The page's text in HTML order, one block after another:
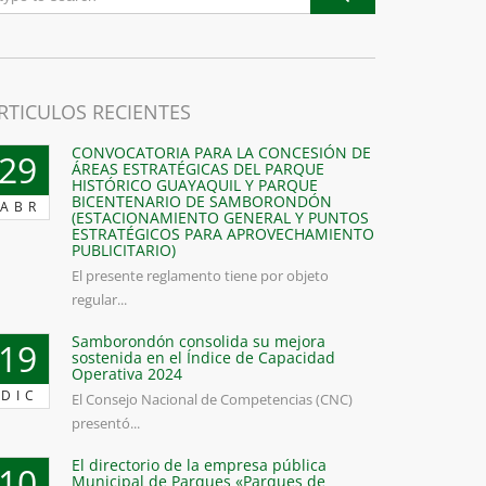
RECIENTES
ABR
CONVOCATORIA PARA LA CONCESIÓN DE
ÁREAS ESTRATÉGICAS DEL PARQUE
HISTÓRICO GUAYAQUIL Y PARQUE
BICENTENARIO DE SAMBORONDÓN
(ESTACIONAMIENTO GENERAL Y PUNTOS
ESTRATÉGICOS PARA APROVECHAMIENTO
PUBLICITARIO)
El presente reglamento tiene por objeto
regular...
DIC
Samborondón consolida su mejora
sostenida en el Índice de Capacidad
Operativa 2024
El Consejo Nacional de Competencias (CNC)
presentó...
El directorio de la empresa pública
Municipal de Parques «Parques de